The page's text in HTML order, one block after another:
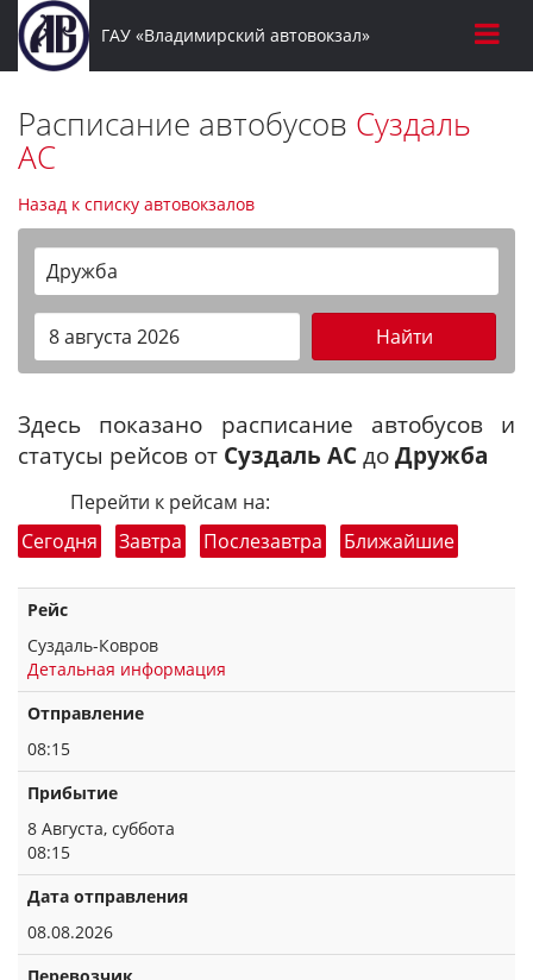
ГАУ «Владимирский автовокзал»
Расписание автобусов Суздаль
АС
Назад к списку автовокзалов
Дружба
Найти
Здесь показано расписание автобусов и
статусы рейсов от Суздаль АС до Дружба
Перейти к рейсам на:
Сегодня
Завтра Послезавтра Ближайшие
Рейс
Суздаль-Ковров
Детальная информация
Отправление
08:15
Прибытие
8 Августа, суббота
08:15
Дата отправления
08.08.2026